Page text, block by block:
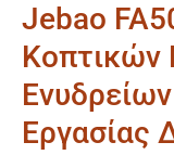
Jebao
Εργασίας